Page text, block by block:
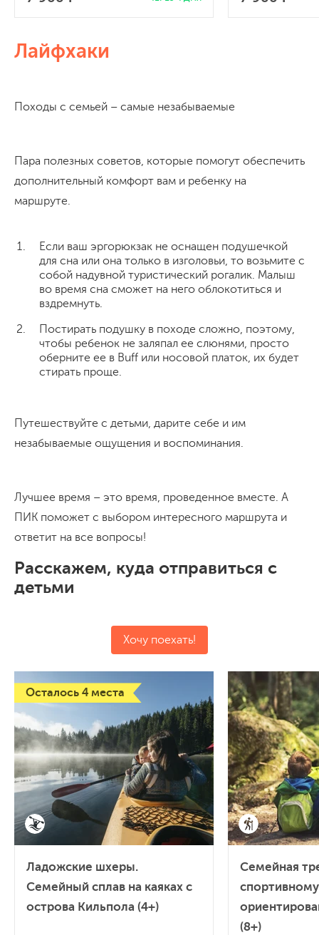
Лайфхаки
Походы с семьей – самые незабываемые
Пара полезных советов, которые помогут обеспечить
дополнительный комфорт вам и ребенку на
маршруте.
Если ваш эргорюкзак не оснащен подушечкой
для сна или она только в изголовьи, то возьмите с
собой надувной туристический рогалик. Малыш
во время сна сможет на него облокотиться и
вздремнуть.
Постирать подушку в походе сложно, поэтому,
чтобы ребенок не заляпал ее слюнями, просто
оберните ее в Buff или носовой платок, их будет
стирать проще.
Путешествуйте с детьми, дарите себе и им
незабываемые ощущения и воспоминания.
Лучшее время – это время, проведенное вместе. А
ПИК поможет с выбором интересного маршрута и
ответит на все вопросы!
Расскажем, куда отправиться с
детьми
Хочу поехать!
Осталось 4 места
Ладожские шхеры.
Семейный сплав на каяках с
острова Кильпола (4+)
Семейная
спортивному
(8+)